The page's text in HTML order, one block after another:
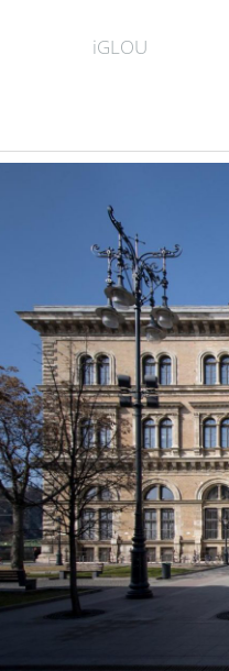
iGLOU